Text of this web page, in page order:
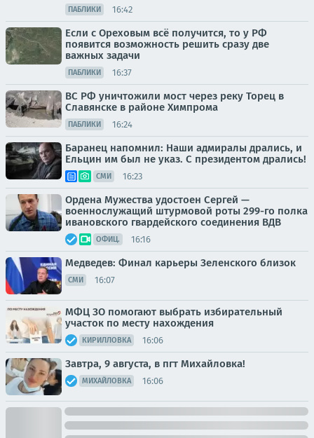
ПАБЛИКИ 16:42
Если с Ореховым всё получится, то у РФ
появится возможность решить сразу две
важных задачи
ПАБЛИКИ 16:37
ВС РФ уничтожили мост через реку Торец в
Славянске в районе Химпрома
ПАБЛИКИ 16:24
Баранец напомнил: Наши адмиралы дрались, и
Ельцин им был не указ. С президентом дрались!
СМИ 16:23
Ордена Мужества удостоен Сергей —
военнослужащий штурмовой роты 299-го полка
ивановского гвардейского соединения ВДВ
ОФИЦ. 16:16
Медведев: Финал карьеры Зеленского близок
СМИ 16:07
МФЦ ЗО помогают выбрать избирательный
участок по месту нахождения
КИРИЛЛОВКА 16:06
Завтра, 9 августа, в пгт Михайловка!
МИХАЙЛОВКА 16:06